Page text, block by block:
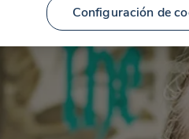
Configuración de